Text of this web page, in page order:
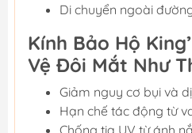
Di chuyển ngoài
Kính Bảo Hộ
Vệ Đôi Mắt Như
Giảm nguy cơ bụi và
Hạn chế tác động từ